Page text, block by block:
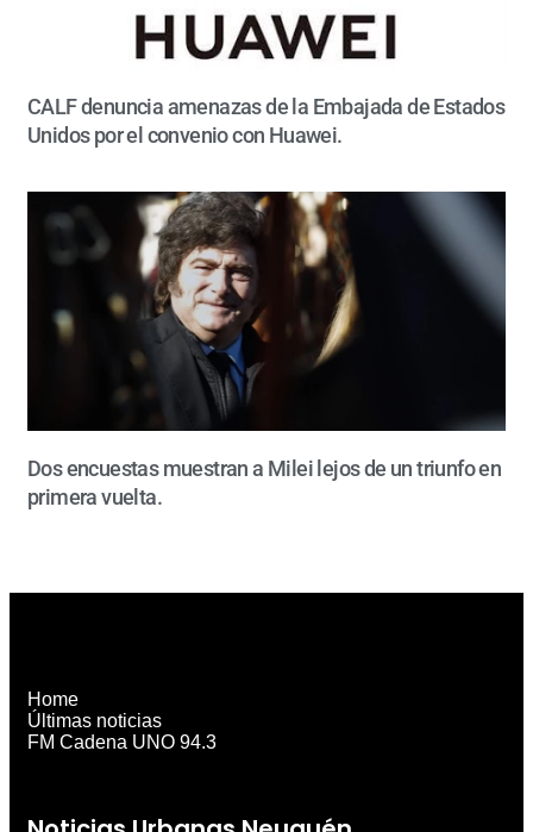
CALF denuncia amenazas de la Embajada de Estados
Unidos por el convenio con Huawei.
Dos encuestas muestran a Milei lejos de un triunfo en
primera vuelta.
Home
Últimas noticias
FM Cadena UNO 94.3